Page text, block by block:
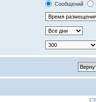
Сообщений